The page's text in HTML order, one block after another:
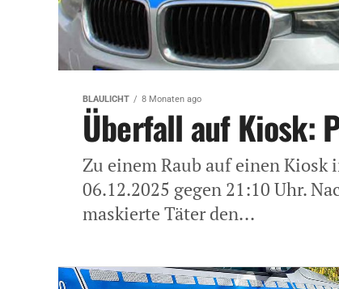
BLAULICHT 8 Monaten ago
Überfall auf Kiosk:
Zu einem Raub auf einen Kiosk
06.12.2025 gegen 21:10 Uhr.
maskierte Täter den...